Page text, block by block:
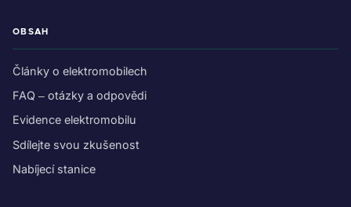
OBSAH
Články o elektromobilech
FAQ – otázky a odpovědi
Evidence elektromobilu
Sdílejte svou zkušenost
Nabíjecí stanice